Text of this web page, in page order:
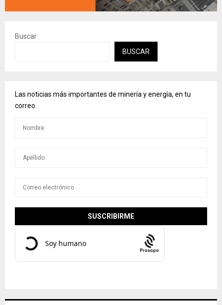
Buscar
BUSCAR
Las noticias más importantes de minería y energía, en tu
correo.
Prosopo